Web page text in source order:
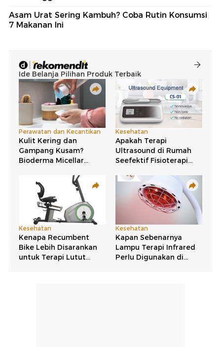
Asam Urat Sering Kambuh? Coba Rutin Konsumsi
7 Makanan Ini